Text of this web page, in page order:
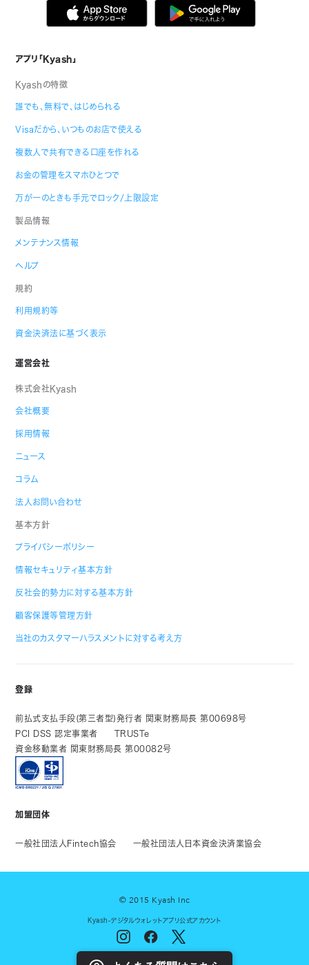
アプリ「Kyash」
Kyashの特徴
誰でも、無料で、はじめられる
Visaだから、いつものお店で使える
複数人で共有できる口座を作れる
お金の管理をスマホひとつで
万が一のときも手元でロック/上限設定
製品情報
メンテナンス情報
ヘルプ
規約
利用規約等
資金決済法に基づく表示
運営会社
株式会社Kyash
会社概要
採用情報
ニュース
コラム
法人お問い合わせ
基本方針
プライバシーポリシー
情報セキュリティ基本方針
反社会的勢力に対する基本方針
顧客保護等管理方針
当社のカスタマーハラスメントに対する考え方
登録
前払式支払手段(第三者型)発行者 関東財務局長 第00698号
PCI DSS 認定事業者
TRUSTe
資金移動業者 関東財務局長 第00082号
加盟団体
一般社団法人Fintech協会 一般社団法人日本資金決済業協会
© 2015 Kyash Inc
Kyash-デジタルウォレットアプリ公式アカウント